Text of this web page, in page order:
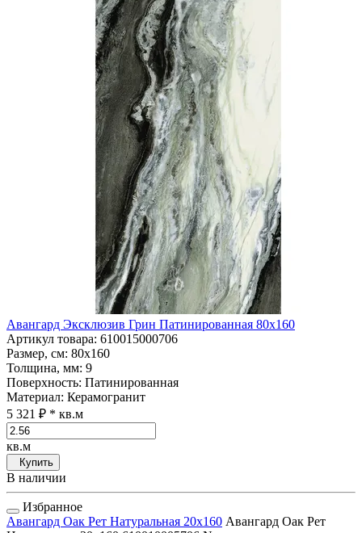
Авангард Эксклюзив Грин Патинированная 80x160
Артикул товара: 610015000706
Размер, см: 80x160
Толщина, мм: 9
Поверхность: Патинированная
Материал: Керамогранит
5 321 ₽ * кв.м
кв.м
Купить
В наличии
Избранное
Авангард Оак Рет Натуральная 20x160 Авангард Оак Рет